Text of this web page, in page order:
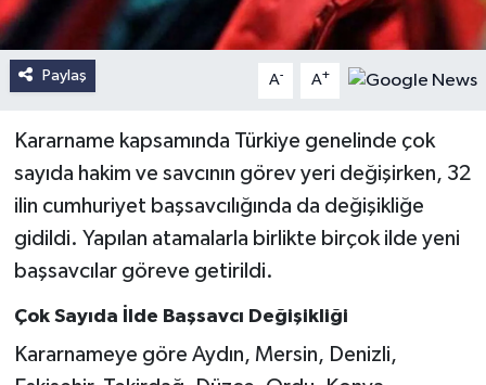
Paylaş A- A+
Kararname kapsamında Türkiye genelinde çok
sayıda hakim ve savcının görev yeri değişirken, 32
ilin cumhuriyet başsavcılığında da değişikliğe
gidildi. Yapılan atamalarla birlikte birçok ilde yeni
başsavcılar göreve getirildi.
Çok Sayıda İlde Başsavcı Değişikliği
Kararnameye göre Aydın, Mersin, Denizli,